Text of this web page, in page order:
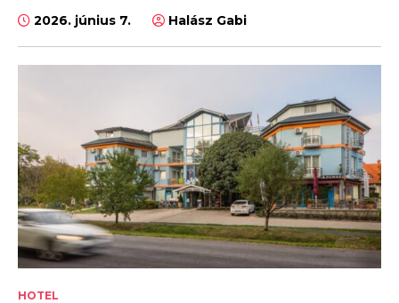
2026. június 7. Halász Gabi
HOTEL